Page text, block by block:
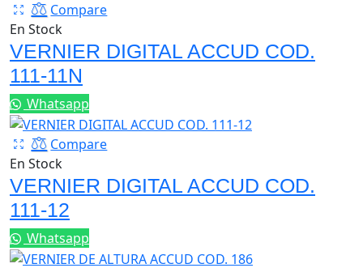
Compare
En Stock
VERNIER DIGITAL ACCUD COD.
111-11N
Whatsapp
Compare
En Stock
VERNIER DIGITAL ACCUD COD.
111-12
Whatsapp